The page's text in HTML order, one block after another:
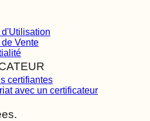
Vente
certifiantes
avec un certificateur